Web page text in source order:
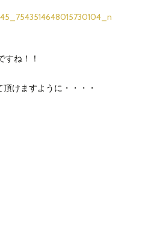
すね！！
頂けますように・・・・